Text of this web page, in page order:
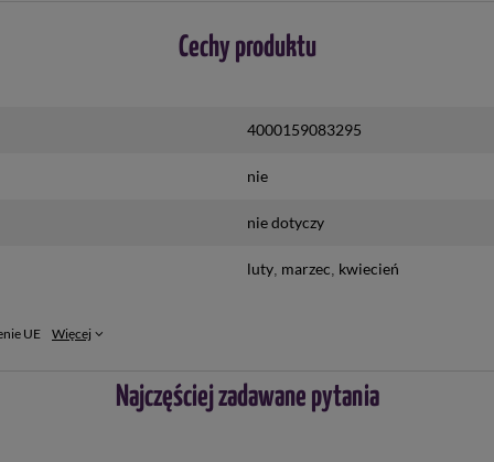
Cechy produktu
4000159083295
nie
nie dotyczy
luty marzec kwiecień
UE Więcej
Najczęściej zadawane pytania